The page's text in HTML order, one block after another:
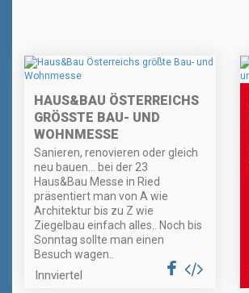
HAUS&BAU ÖSTERREICHS
GRÖSSTE BAU- UND W
OHNMESSE
Sanieren, renovieren oder gleich
neu bauen… bei der 23
Haus&Bau Messe in Ried
präsentiert man von A wie
Architektur bis zu Z wie
Ziegelbau einfach alles.. Noch bis
Sonntag sollte man einen
Besuch wagen..
Innviertel